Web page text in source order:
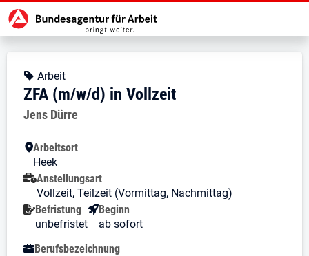
Zur Jobsuche Startseite
Stellendetails zu: ZFA (m/w/d) in
ZFA (m/w/d) in Vollzeit
ZFA (m/w/d) in Vollzeit
Kopfbereich
Angebotsart:
Arbeit
ZFA (m/w/d) in Vollzeit
Arbeitgeber:
Jens Dürre
Besondere Merkmale
Arbeitsort
Heek
Anstellungsart
Vollzeit, Teilzeit (Vormittag, Nachmittag)
Befristung
unbefristet
Beginn
ab sofort
Berufsbezeichnung